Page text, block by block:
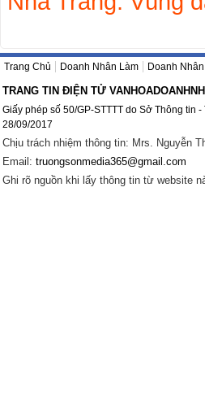
Trang Chủ Doanh Nhân Làm Doanh
TRANG TIN ĐIỆN TỬ
Giấy phép số 50/GP-STTTT do Sở Thông tin
28/09/2017
Chịu trách nhiệm thông tin: Mrs. Nguyễn
Email: truongsonmedia365@gmail.com
Ghi rõ nguồn khi lấy thông tin từ website